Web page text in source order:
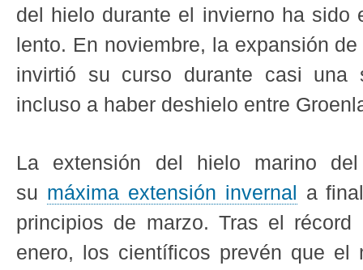
del hielo durante el invierno ha sido
lento. En noviembre, la expansión
invirtió su curso durante casi una
incluso a haber deshielo entre
La extensión del hielo marino
su máxima extensión invernal a
principios de marzo. Tras el récord
enero, los científicos prevén que el